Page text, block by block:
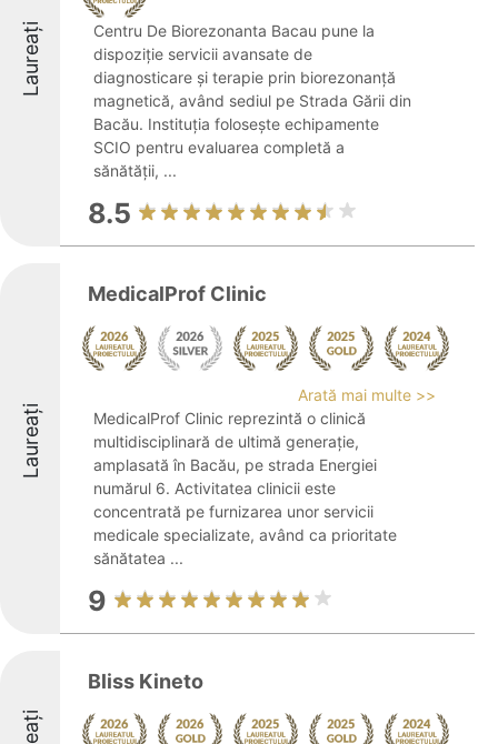
Laureați
Centru De Biorezonanta Bacau pune la
dispoziție servicii avansate de
diagnosticare și terapie prin biorezonanță
magnetică, având sediul pe Strada Gării din
Bacău. Instituția folosește echipamente
SCIO pentru evaluarea completă a
sănătății, ...
8.5
Laureați
MedicalProf Clinic
Arată mai multe >>
MedicalProf Clinic reprezintă o clinică
multidisciplinară de ultimă generație,
amplasată în Bacău, pe strada Energiei
numărul 6. Activitatea clinicii este
concentrată pe furnizarea unor servicii
medicale specializate, având ca prioritate
sănătatea ...
9
Bliss Kineto